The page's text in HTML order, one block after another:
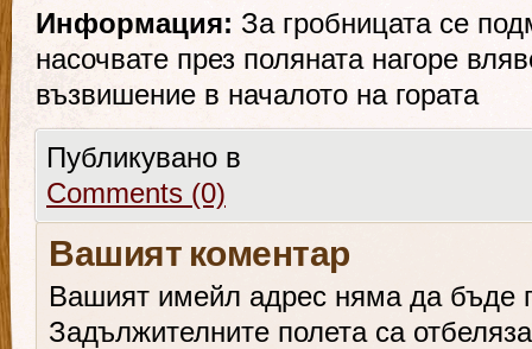
Информация: За гробницата се
насочвате през поляната нагоре
възвишение в началото на гората
Публикувано в
Comments (0)
Вашият коментар
Вашият имейл адрес няма да бъде
Задължителните полета са